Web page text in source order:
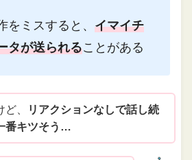
をミスすると、イマイチ
タが送られることがある
、
リアクションなしで話し続
番キツそう…